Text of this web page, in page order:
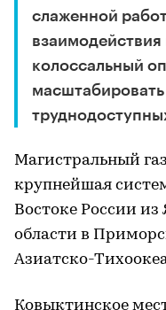
слаженной
колоссальный
Магистральный
крупнейшая
Востоке России
области в
Азиатско-
Ковыктинское